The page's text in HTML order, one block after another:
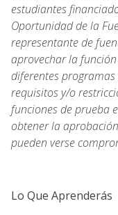
estudiantes
Oportunidad de la
representante de
aprovechar la
diferentes
requisitos y/o
funciones de prueba
obtener la
pueden verse
Lo Que Aprenderás